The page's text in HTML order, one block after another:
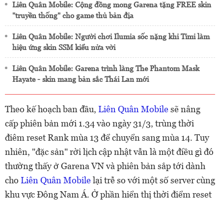
Liên Quân Mobile: Cộng đồng mong Garena tặng FREE skin
"truyền thống" cho game thủ bản địa
Liên Quân Mobile: Người chơi Ilumia sốc nặng khi Timi làm
hiệu ứng skin SSM kiểu nửa vời
Liên Quân Mobile: Garena trình làng The Phantom Mask
Hayate - skin mang bản sắc Thái Lan mới
Theo kế hoạch ban đầu, Liên Quân Mobilesẽ nâng
cấp phiên bản mới 1.34 vào ngày 31/3, trùng thời
điêm reset Rank mùa 13 để chuyển sang mùa 14. Tuy
nhiên, "đặc sản" rời lịch cập nhật vẫn là một điều gì đó
thường thấy ở Garena VN và phiên bản sắp tới dành
cho Liên Quân Mobilelại trễ so với một số server cùng
khu vực Đông Nam Á. Ở phần hiển thị thời điểm reset